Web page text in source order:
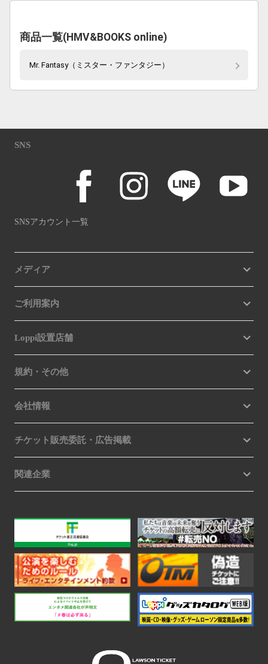
商品一覧(HMV&BOOKS online)
Mr. Fantasy（ミスター・ファンタジー）
SNS
SNSアカウント一覧
メディア
ご利用案内
Loppi設置店舗
規約・その他
会社情報
チケット販売委託・広告掲載
関連企業